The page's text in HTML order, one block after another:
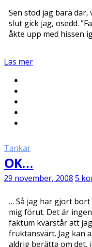
Sen stod jag bara där,
slut gick jag, osedd.
åkte upp med hissen
Läs mer
Tankar
OK…
29 november, 2008 5
… Så jag har gjort
mig förut. Det är
faktum kvarstår att
fruktansvärt. Jag kan
aldrig berätta om det,